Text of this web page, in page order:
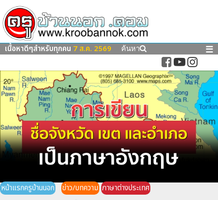
เนื้อหาดีๆสำหรับทุกคน 7 ส.ค. 2569 ค้นหา ☰
หน้าแรกครูบ้านนอก ข่าว/บทความ ภาษาต่างประเทศ